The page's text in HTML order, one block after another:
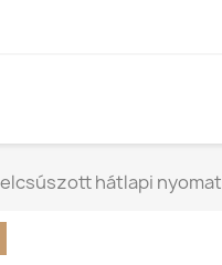
hátlapi nyomat